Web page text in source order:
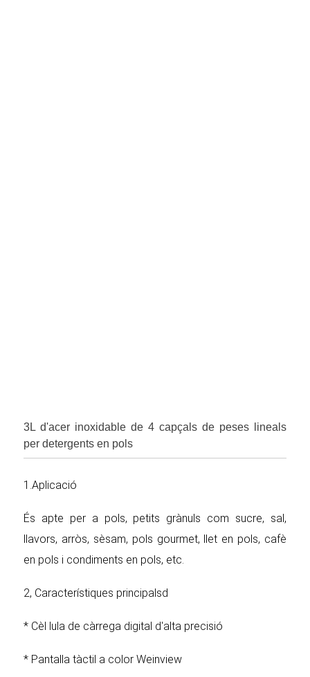
3L d'acer inoxidable de 4 capçals de peses lineals
per detergents en pols
1.Aplicació
És apte per a pols, petits grànuls com sucre, sal,
llavors, arròs, sèsam, pols gourmet, llet en pols, cafè
en pols i condiments en pols, etc.
2, Característiques principalsd
* Cèl lula de càrrega digital d'alta precisió
* Pantalla tàctil a color Weinview